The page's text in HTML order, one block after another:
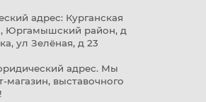
адрес: Курганская
, Юргамышский район, д
ул Зелёная, д 23
адрес. Мы
магазин, выставочного